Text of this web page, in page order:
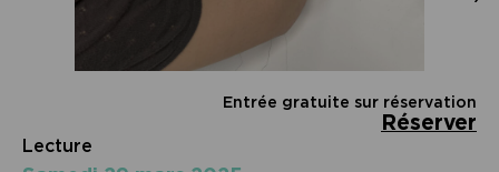
Entrée gratuite sur réservation
Réserver
Lecture